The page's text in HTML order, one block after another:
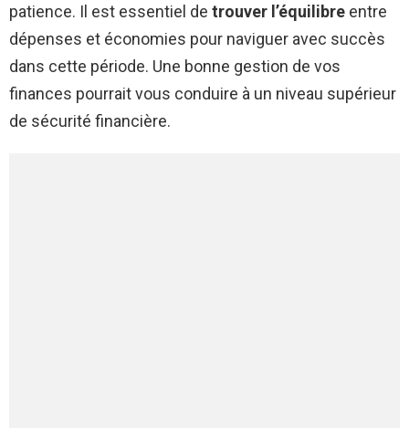
patience. Il est essentiel de trouver l’équilibre entre
dépenses et économies pour naviguer avec succès
dans cette période. Une bonne gestion de vos
finances pourrait vous conduire à un niveau supérieur
de sécurité financière.